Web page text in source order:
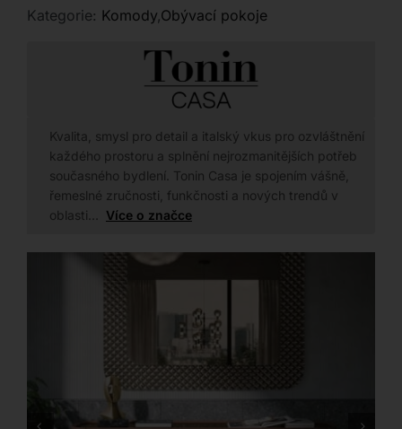
Kategorie: Komody,Obývací pokoje
Kvalita, smysl pro detail a italský vkus pro ozvláštnění
každého prostoru a splnění nejrozmanitějších potřeb
současného bydlení. Tonin Casa je spojením vášně,
řemeslné zručnosti, funkčnosti a nových trendů v
oblasti… Více o značce